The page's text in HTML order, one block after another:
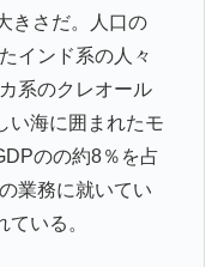
きさだ。人口の
インド系の人々
系のクレオール
い海に囲まれたモ
のの約8％を占
業務に就いてい
いる。